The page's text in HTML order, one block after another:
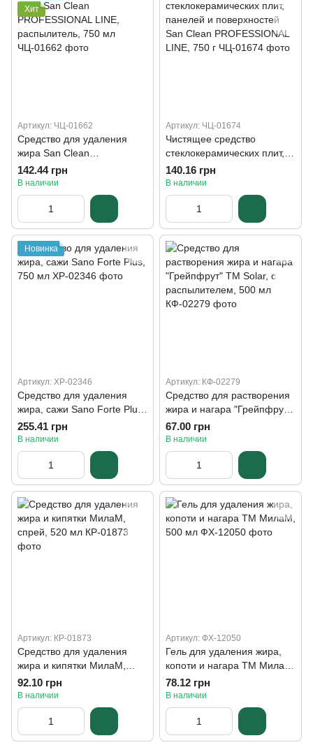
Хит
Артикул: ЧЦ-01662
Средство для удаления
жира San Clean
PROFESSIONAL LINE,
распылитель, 750 мл
142.44 грн
В наличии
Артикул: ЧЦ-01674
Чистящее средство
стеклокерамических плит,
панелей и поверхностей
San Clean PROFESSIONAL
LINE, 750 г
140.16 грн
В наличии
Новинка
Артикул: ХР-02346
Средство для удаления
жира, сажи Sano Forte Plus,
750 мл
255.41 грн
В наличии
Артикул: КФ-02279
Средство для растворения
жира и нагара "Грейпфрут"
ТМ Solar, с распылителем,
500 мл
67.00 грн
В наличии
Артикул: КР-01873
Средство для удаления
жира и кипятки МилаМ,
спрей, 520 мл
92.10 грн
В наличии
Артикул: ФХ-12050
Гель для удаления жира,
копоти и нагара ТМ МилаМ,
500 мл
78.12 грн
В наличии